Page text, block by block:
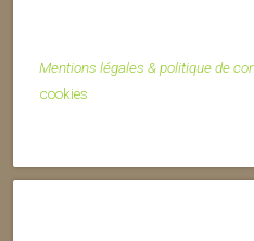
Mentions légales & politique de
cookies